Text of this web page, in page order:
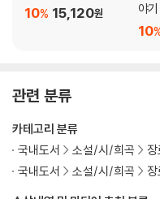
15,120원
10%
야기
10
관련 분류
카테고리 분류
국내도서
소설/시/희곡 장
국내도서
소설/시/희곡 장